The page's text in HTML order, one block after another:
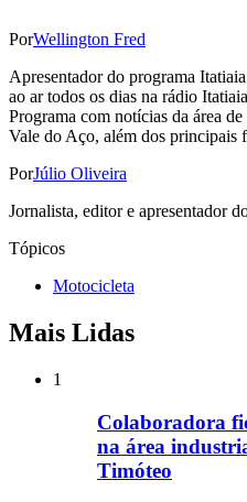
PorWellington Fred
Apresentador do programa
ao ar todos os dias na rádio
Programa com notícias da área
Vale do Aço, além dos principais
PorJúlio Oliveira
Jornalista, editor e apresentador
Tópicos
Motocicleta
Mais Lidas
1
Colaboradora
na área
Timóteo